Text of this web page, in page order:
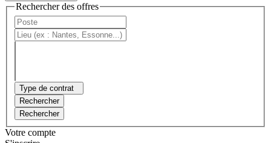
Rechercher des offres
Type de contrat
Rechercher
Rechercher
Votre compte